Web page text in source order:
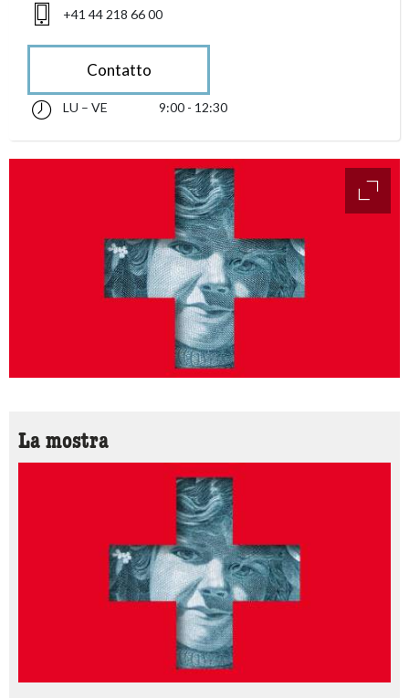
+41 44 218 66 00
Contatto
accessibility.sr-only.opening_hours
lunedì fino alle venerdì 09:00 - 12:30
LU – VE 9:00 - 12:30
La mostra